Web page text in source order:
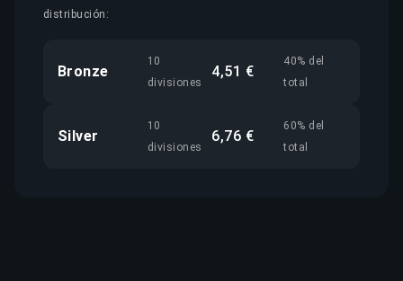
distribución:
Bronze
10
divisiones
4,51 €
40% del
total
Silver
10
divisiones
6,76 €
60% del
total